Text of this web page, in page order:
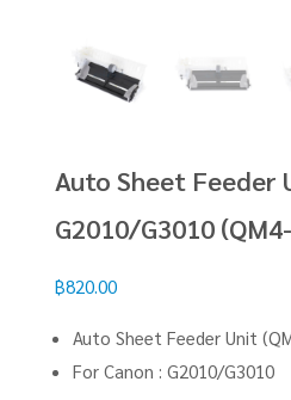
Auto Sheet Feeder
G2010/G3010
฿820.00
Auto Sheet Feeder Unit
For Canon : G2010/G3010